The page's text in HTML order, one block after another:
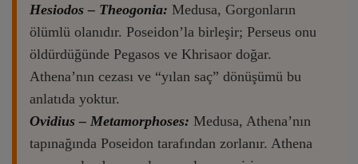
Hesiodos – Theogonia: Medusa, Gorgonların
ölümlü olanıdır. Poseidon’la birleşir; Perseus onu
öldürdüğünde Pegasos ve Khrisaor doğar.
Athena’nın cezası ve “yılan saç” dönüşümü bu
anlatıda yoktur.
Ovidius – Metamorphoses: Medusa, Athena’nın
tapınağında Poseidon tarafından zorlanır. Athena